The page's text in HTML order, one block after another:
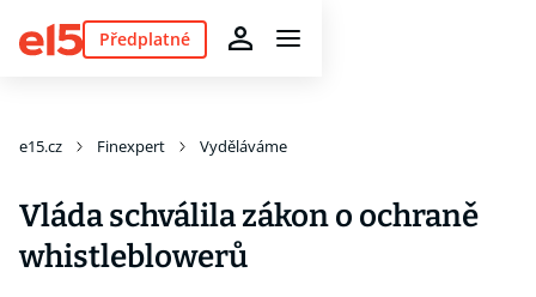
Předplatné
e15.cz Finexpert Vyděláváme
Vláda schválila zákon o ochraně
whistleblowerů